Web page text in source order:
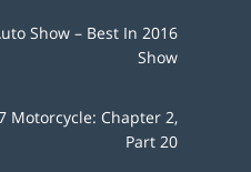
Show – Best In
Show
Motorcycle: Chapter 2,
Part 20